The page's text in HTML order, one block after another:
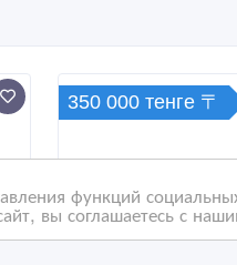
функций
вы соглашаетесь с
350 000 тенге 〒